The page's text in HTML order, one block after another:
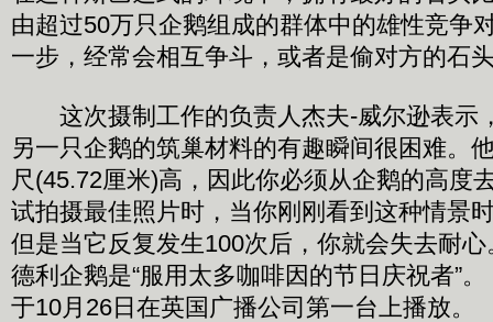
由超过50万只企鹅组成的群体中的雄性竞争
一步，经常会相互争斗，或者是偷对方的石
这次摄制工作的负责人杰夫-威尔逊表示
另一只企鹅的筑巢材料的有趣瞬间很困难。
尺(45.72厘米)高，因此你必须从企鹅的高度
试拍摄最佳照片时，当你刚刚看到这种情景
但是当它反复发生100次后，你就会失去耐心
德利企鹅是“服用太多咖啡因的节日庆祝者”
于10月26日在英国广播公司第一台上播放。